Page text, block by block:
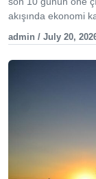
akışında ekonomi
admin / July 20,